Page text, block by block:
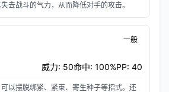
去战斗的气力，从而降低对手的攻击。
一般
威力: 50命中: 100%PP: 40
以摆脱绑紧、紧束、寄生种子等招式。还